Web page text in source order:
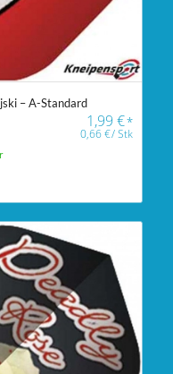
– A-Standard
1,99€*
0,66€/Stk